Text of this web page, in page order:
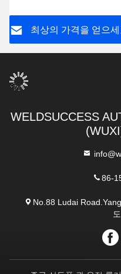
최상의 가격을 얻으세
WELDSUCCESS
86-
No.88 Ludai